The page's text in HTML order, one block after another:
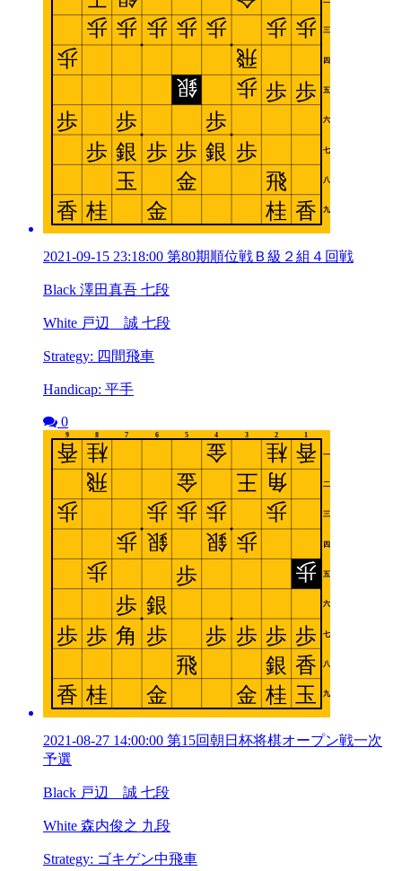
2021-09-15 23:18:00 第80期順位戦Ｂ級２組４回戦
Black 澤田真吾 七段
White 戸辺 誠 七段
Strategy: 四間飛車
Handicap: 平手
0
2021-08-27 14:00:00 第15回朝日杯将棋オープン戦一次
予選
Black 戸辺 誠 七段
White 森内俊之 九段
Strategy: ゴキゲン中飛車